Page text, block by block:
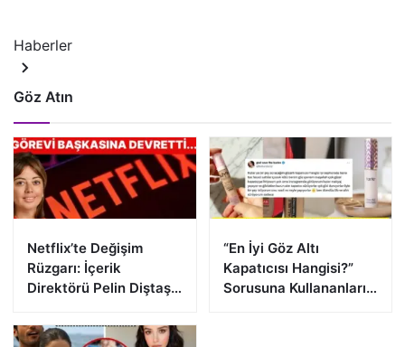
Haberler
Göz Atın
Netflix’te Değişim
Rüzgarı: İçerik
Direktörü Pelin Diştaş
“En İyi Göz Altı
Kapatıcısı Hangisi?”
Sorusuna Kullananların